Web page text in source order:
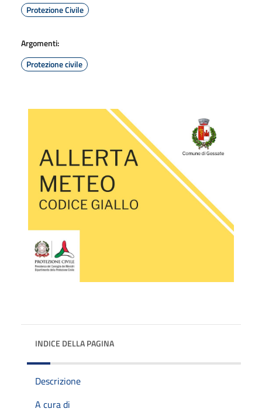
Protezione Civile
Argomenti:
Protezione civile
INDICE DELLA PAGINA
Descrizione
A cura di